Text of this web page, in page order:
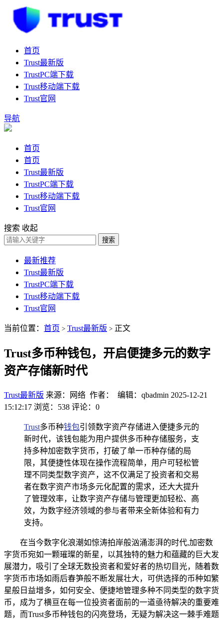
首页
Trust最新版
TrustPC端下载
Trust移动端下载
Trust官网
导航
首页
首页
Trust最新版
TrustPC端下载
Trust移动端下载
Trust官网
搜索 收起
搜索
最新推荐
Trust最新版
TrustPC端下载
Trust移动端下载
Trust官网
当前位置： 首页 > Trust最新版 > 正文
Trust多币种钱包，开启便捷多元的数字
资产存储新时代
Trust最新版 来源：网络 作者： 编辑：qbadmin 2025-12-21
15:12:17 浏览：538 评论：0
Trust多币种钱包引领数字资产存储进入便捷多元的
新时代，该钱包能为用户提供多币种存储服务，支
持多种加密数字货币，打破了单一币种存储的局
限，其便捷性体现在操作流程简单，用户可轻松管
理不同类型数字资产，这不仅满足了投资者和交易
者在数字资产市场多元化配置的需求，还大大提升
了管理效率，让数字资产存储与管理更加轻松、高
效，为数字经济领域的参与者带来全新体验和有力
支持。
在当今数字化浪潮如惊涛拍岸般汹涌澎湃的时代,加密数
字货币宛如一颗璀璨的新星，以其独特的魅力和蕴藏的巨大发
展潜力，吸引了全球无数投资者和爱好者的热切目光，随着数
字货币市场如雨后春笋般不断发展壮大，可供选择的币种如繁
星般日益增多，如何安全、便捷地管理多种不同类型的数字货
币，成为了横亘在每一位投资者面前的一道亟待解决的重要难
题，而Trust多币种钱包的闪亮登场，无疑为解决这一棘手难题